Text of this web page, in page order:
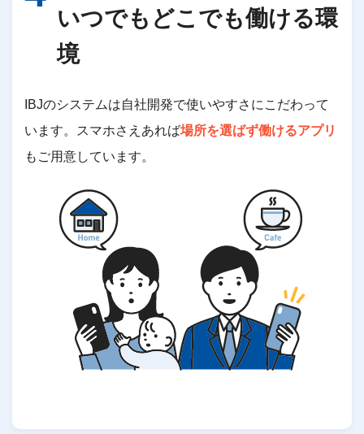
いつでもどこでも働ける環
境​
IBJのシステムは自社開発で使いやすさにこだわって
います。スマホさえあれば場所を選ばず働けるアプリ
もご用意しています。